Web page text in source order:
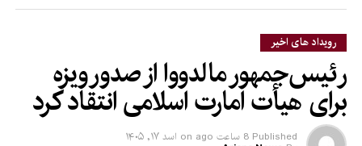
جمله طب، انجنیری و سایر بخش‌ها، مسئولیت خواهند داشت و
مسئولان پوهنتون‌ها باید برای تربیت آنان تلاش بیشتری کنند.
رویداد های اخیر
رئیس‌جمهور مالدووا از صدور ویزه
برای هیأت امارت اسلامی انتقاد کرد
Published 8 ساعت ago on اسد ۱۷, ۱۴۰۵